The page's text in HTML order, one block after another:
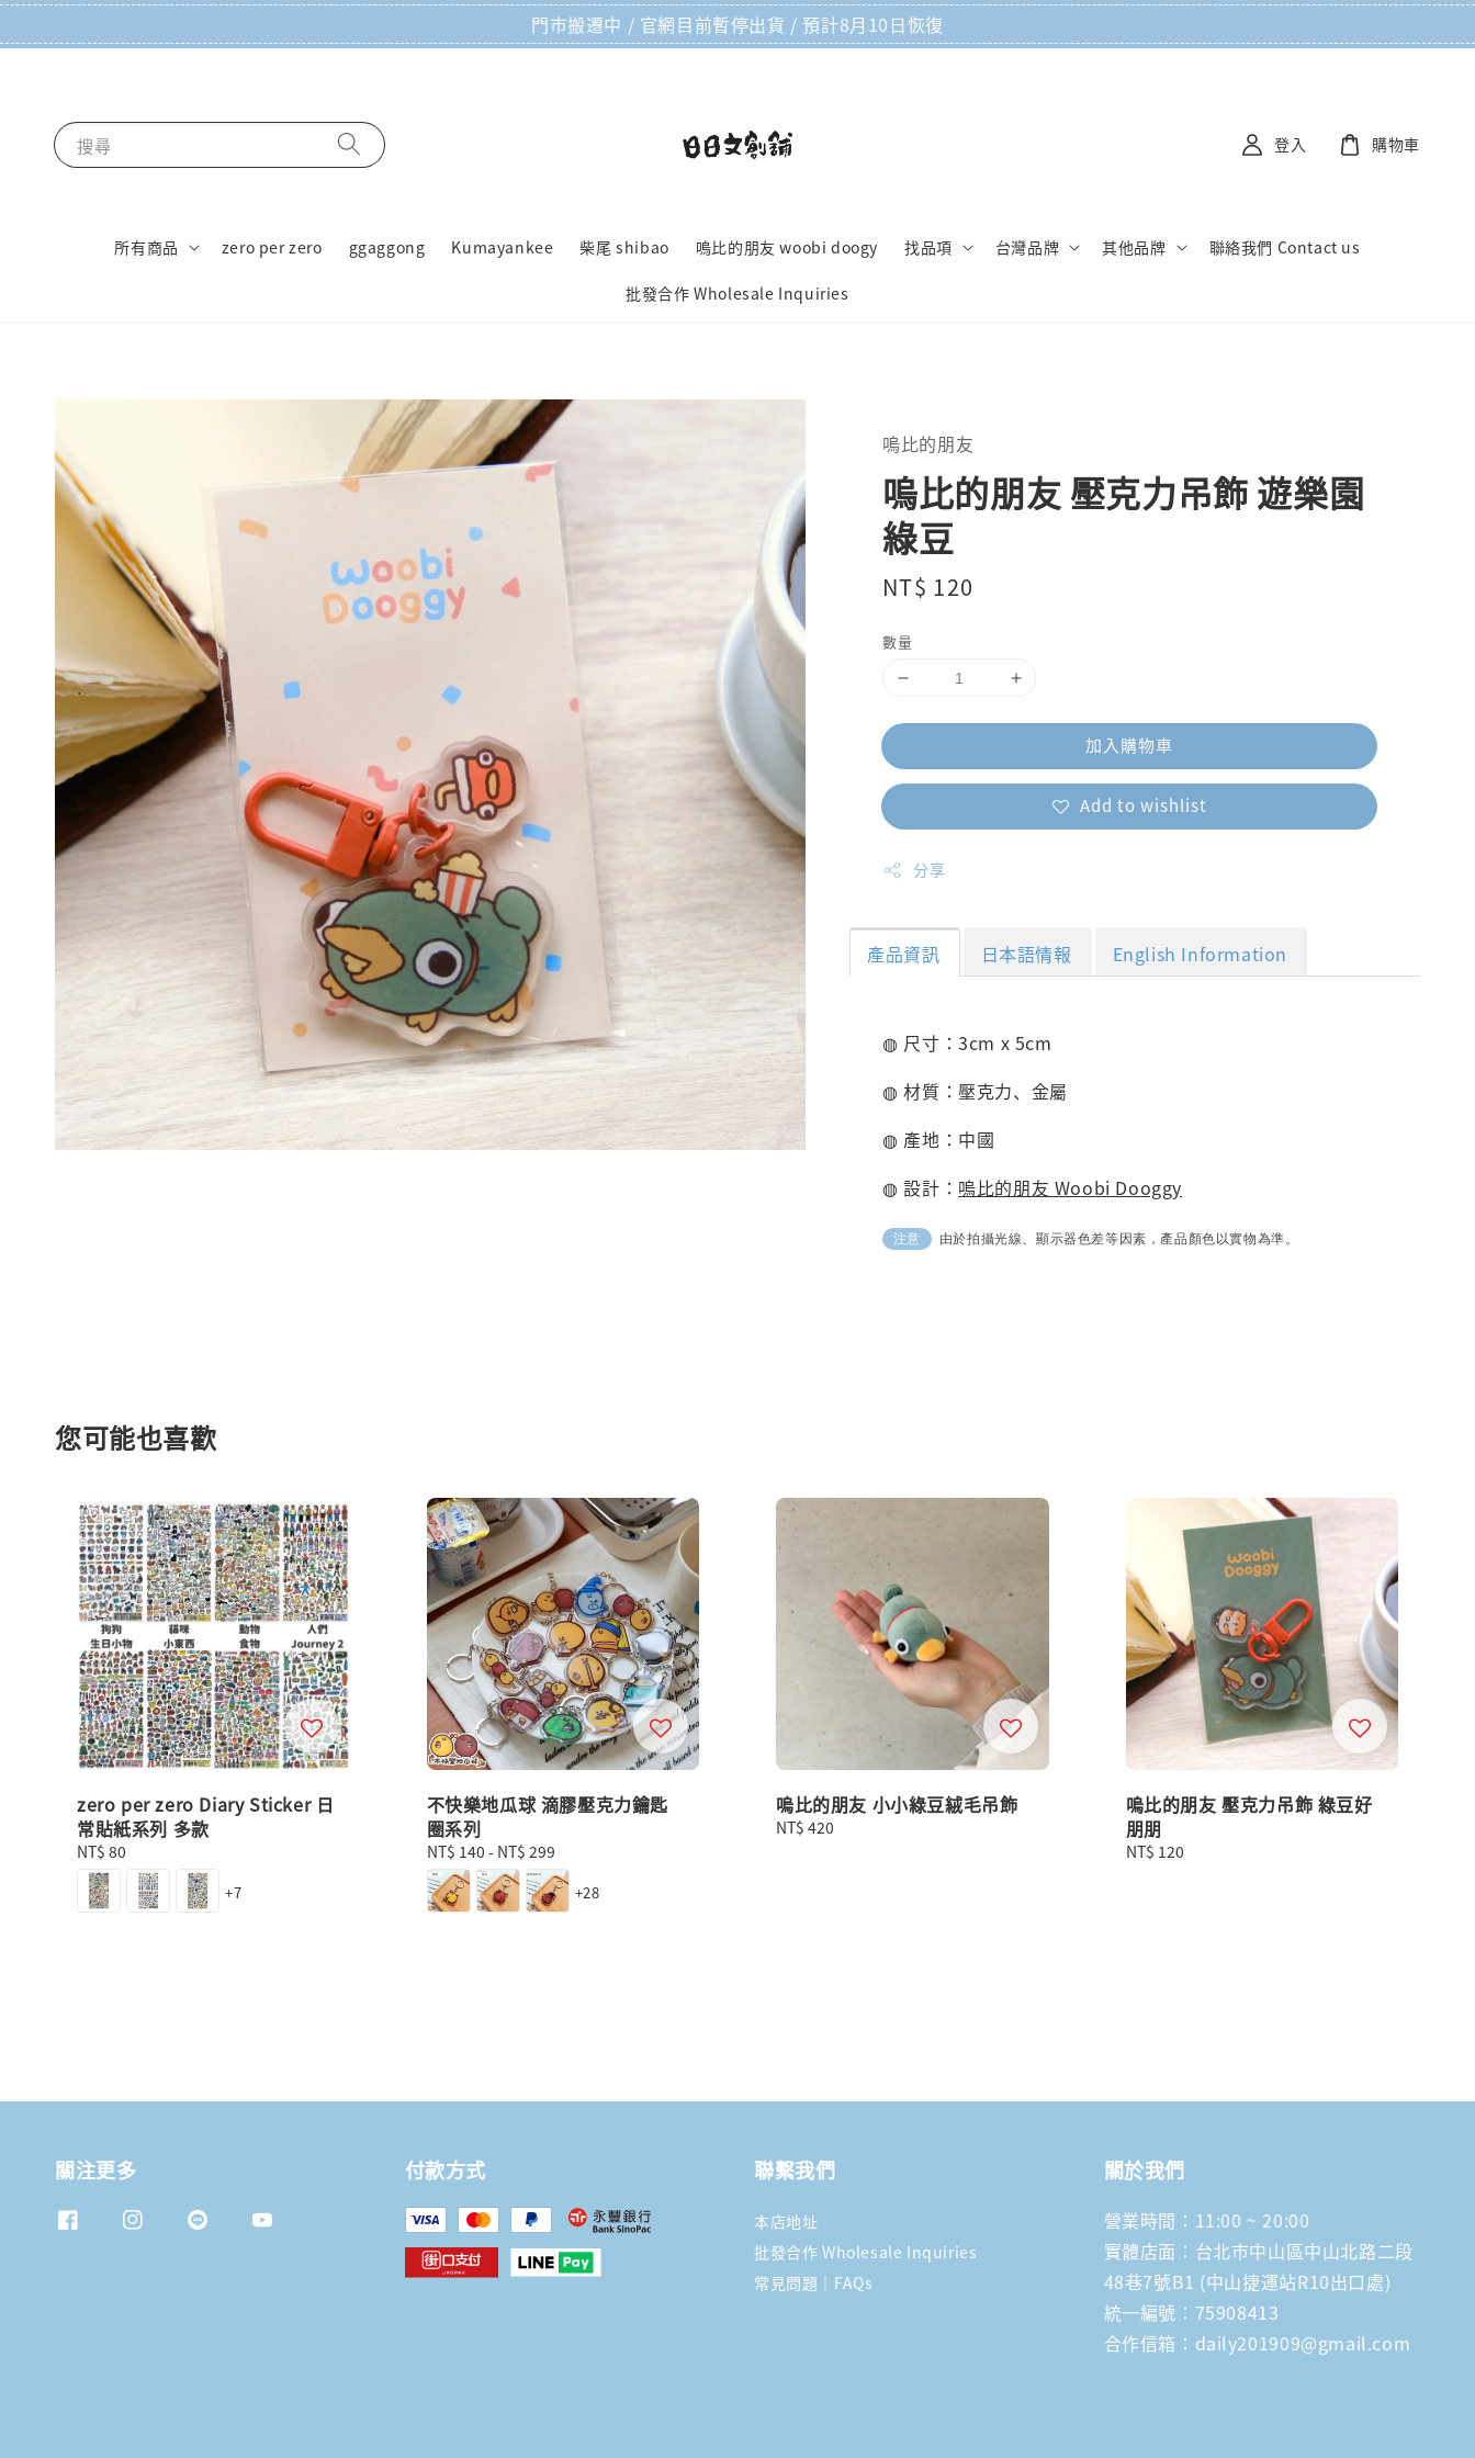
門市搬遷中 / 官網目前暫停出貨 / 預計8月10日恢復
搜尋
所有商品 zero per zero ggaggong Kumayankee 柴尾 shibao 嗚比的朋友 woobi doogy 找品項 台灣品牌 其他品牌 聯絡我們 Contact us
批發合作 Wholesale Inquiries
登入 購物車
嗚比的朋友
嗚比的朋友 壓克力吊飾 遊樂園
綠豆
Regular
NT$ 120
數量
加入購物車
Add to wishlist
分享
產品資訊 日本語情報 English Information
◍ 尺寸：3cm x 5cm
◍ 材質：壓克力、金屬
◍ 產地：中國
◍ 設計： 嗚比的朋友 Woobi Dooggy
注意 由於拍攝光線、顯示器色差等因素，產品顏色以實物為準。
您可能也喜歡
zero per zero Diary Sticker 日
常貼紙系列 多款
Regular
price
NT$ 80
+7
不快樂地瓜球 滴膠壓克力鑰匙
圈系列
Regular
price
NT$ 140 - NT$ 299
+28
嗚比的朋友 小小綠豆絨毛吊飾
Regular
NT$ 420
嗚比的朋友 壓克力吊飾 綠豆好
朋朋
Regular
NT$ 120
關注更多 付款方式 聯繫我們
本店地址
批發合作 Wholesale Inquiries
常見問題｜FAQs
關於我們
營業時間：11:00 ~ 20:00
實體店面：台北市中山區中山北路二段
48巷7號B1 (中山捷運站R10出口處)
統一編號：75908413
合作信箱：daily201909@gmail.com